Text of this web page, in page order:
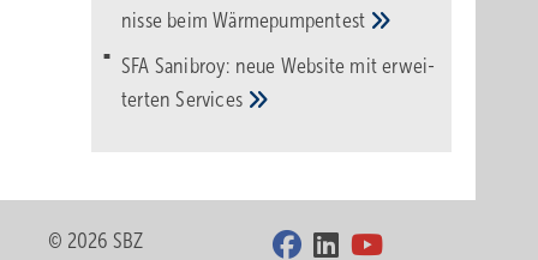
nisse beimWärme­pumpen­test
SFA Sanibroy: neue Web­site mit erwei­
tertenServices
© 2026 SBZ